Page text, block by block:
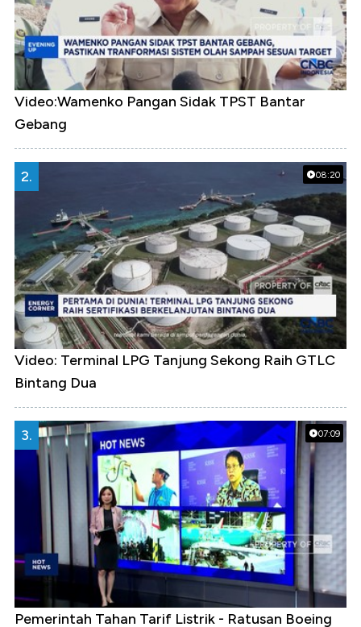
Video:Wamenko Pangan Sidak TPST Bantar
Gebang
08:20
2.
Video: Terminal LPG Tanjung Sekong Raih GTLC
Bintang Dua
07:09
3.
Pemerintah Tahan Tarif Listrik - Ratusan Boeing